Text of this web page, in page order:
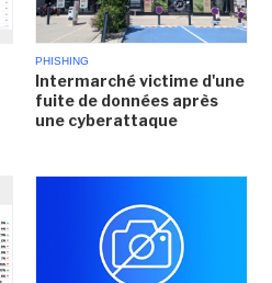
PHISHING
Intermarché victime d'une
fuite de données après
une cyberattaque